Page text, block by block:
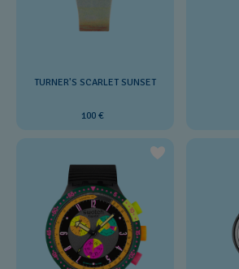
TURNER'S SCARLET SUNSET
100 €